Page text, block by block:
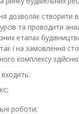
дозволяє створити
та проводити
етапах
і на замовлення
комплексу
роботи;